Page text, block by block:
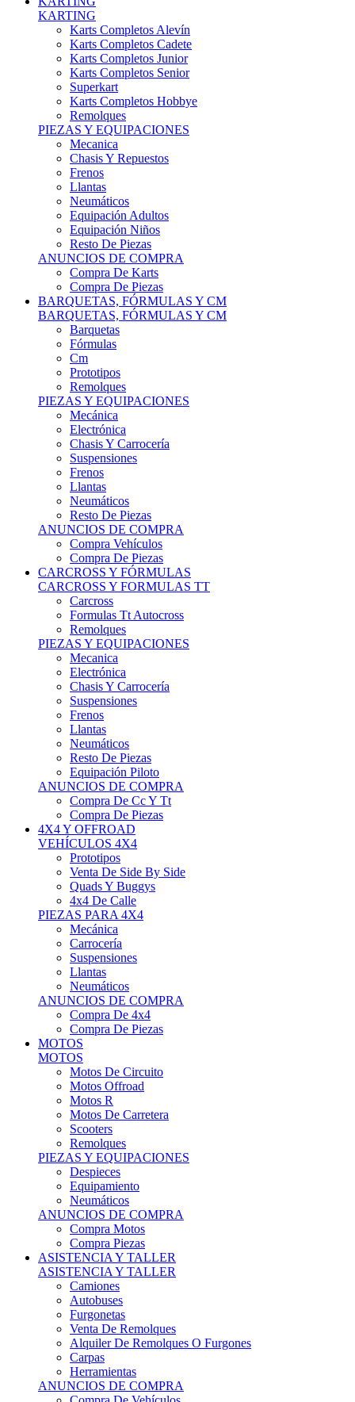
Karts Completos Alevín
Karts Completos Cadete
Karts Completos Junior
Karts Completos Senior
Superkart
Karts Completos Hobbye
Remolques
PIEZAS Y EQUIPACIONES
Mecanica
Chasis Y Repuestos
Frenos
Llantas
Neumáticos
Equipación Adultos
Equipación Niños
Resto De Piezas
ANUNCIOS DE COMPRA
Compra De Karts
Compra De Piezas
BARQUETAS, FÓRMULAS Y CM
BARQUETAS, FÓRMULAS Y CM
Barquetas
Fórmulas
Cm
Prototipos
Remolques
PIEZAS Y EQUIPACIONES
Mecánica
Electrónica
Chasis Y Carrocería
Suspensiones
Frenos
Llantas
Neumáticos
Resto De Piezas
ANUNCIOS DE COMPRA
Compra Vehículos
Compra De Piezas
CARCROSS Y FÓRMULAS
CARCROSS Y FORMULAS TT
Carcross
Formulas Tt Autocross
Remolques
PIEZAS Y EQUIPACIONES
Mecanica
Electrónica
Chasis Y Carrocería
Suspensiones
Frenos
Llantas
Neumáticos
Resto De Piezas
Equipación Piloto
ANUNCIOS DE COMPRA
Compra De Cc Y Tt
Compra De Piezas
4X4 Y OFFROAD
VEHÍCULOS 4X4
Prototipos
Venta De Side By Side
Quads Y Buggys
4x4 De Calle
PIEZAS PARA 4X4
Mecánica
Carrocería
Suspensiones
Llantas
Neumáticos
ANUNCIOS DE COMPRA
Compra De 4x4
Compra De Piezas
MOTOS
MOTOS
Motos De Circuito
Motos Offroad
Motos R
Motos De Carretera
Scooters
Remolques
PIEZAS Y EQUIPACIONES
Despieces
Equipamiento
Neumáticos
ANUNCIOS DE COMPRA
Compra Motos
Compra Piezas
ASISTENCIA Y TALLER
ASISTENCIA Y TALLER
Camiones
Autobuses
Furgonetas
Venta De Remolques
Alquiler De Remolques O Furgones
Carpas
Herramientas
ANUNCIOS DE COMPRA
Compra De Vehículos
Compra De Herramientas